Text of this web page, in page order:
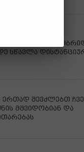
პირველი
სწავლა
ერთად შევძლებთ
მშვიდობიან და